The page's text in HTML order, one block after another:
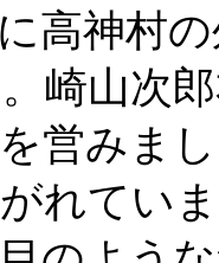
高神村
崎山次
営みま
れてい